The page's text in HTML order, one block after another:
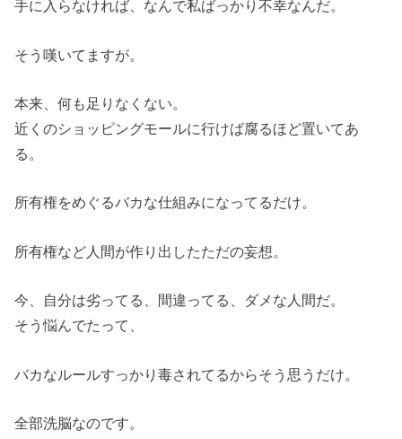
手に入らなければ、なんで私ばっかり不幸なんだ。
そう嘆いてますが。
本来、何も足りなくない。
近くのショッピングモールに行けば腐るほど置いてあ
る。
所有権をめぐるバカな仕組みになってるだけ。
所有権など人間が作り出したただの妄想。
今、自分は劣ってる、間違ってる、ダメな人間だ。
そう悩んでたって、
バカなルールすっかり毒されてるからそう思うだけ。
全部洗脳なのです。